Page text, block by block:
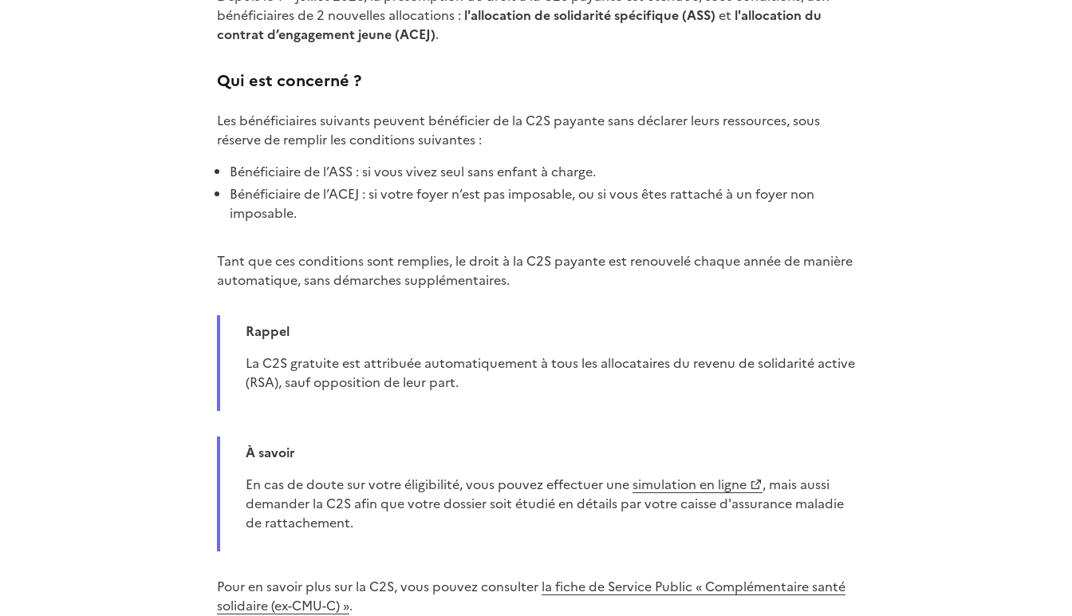
bénéficiaires de 2 nouvelles allocations : l'allocation de solidarité spécifique (ASS) et l'allocation du
contrat d’engagement jeune (ACEJ).
Qui est concerné ?
Les bénéficiaires suivants peuvent bénéficier de la C2S payante sans déclarer leurs ressources, sous
réserve de remplir les conditions suivantes :
Bénéficiaire de l’ASS : si vous vivez seul sans enfant à charge.
Bénéficiaire de l’ACEJ : si votre foyer n’est pas imposable, ou si vous êtes rattaché à un foyer non
imposable.
Tant que ces conditions sont remplies, le droit à la C2S payante est renouvelé chaque année de manière
automatique, sans démarches supplémentaires.
Rappel
La C2S gratuite est attribuée automatiquement à tous les allocataires du revenu de solidarité active
(RSA), sauf opposition de leur part.
À savoir
En cas de doute sur votre éligibilité, vous pouvez effectuer unesimulation en ligne
, mais aussi
demander la C2S afin que votre dossier soit étudié en détails par votre caisse d'assurance maladie
de rattachement.
Pour en savoir plus sur la C2S, vous pouvez consulter la fiche de Service Public « Complémentaire santé
solidaire (ex-CMU-C) ».